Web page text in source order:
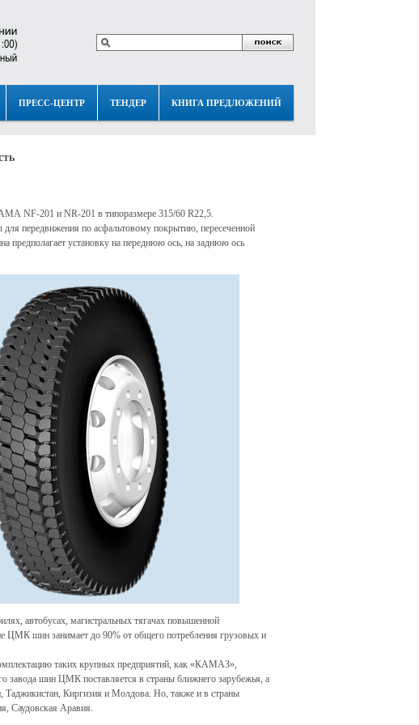
ПРЕСС-ЦЕНТР ТЕНДЕР КНИГА ПРЕДЛОЖЕНИЙ
NF-201 и NR-201 в типоразмере 315/60 R22,5.
передвижения по асфальтовому покрытию, пересеченной
предполагает установку на переднюю ось, на заднюю ось
автобусах, магистральных тягачах повышенной
ЦМК шин занимает до 90% от общего потребления грузовых и
таких крупных предприятий, как «КАМАЗ»,
шин ЦМК поставляется в страны ближнего зарубежья, а
Таджикистан, Киргизия и Молдова. Но, также и в страны
Саудовская Аравия.